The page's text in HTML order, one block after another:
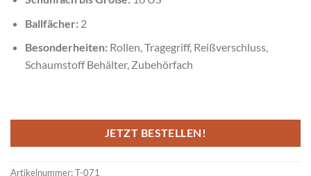
Ballfächer:2
Besonderheiten:Rollen, Tragegriff, Reißverschluss,
Schaumstoff Behälter, Zubehörfach
JETZT BESTELLEN!
Artikelnummer:T-071